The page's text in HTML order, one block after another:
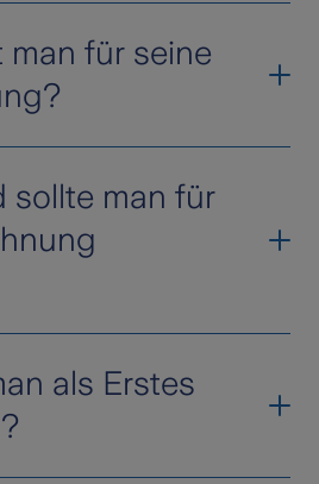
für seine
Grundausstattung und
für Schlafen, Kochen
Verträge für
eine
sollte man für
Lebensstil ab.
als Erstes